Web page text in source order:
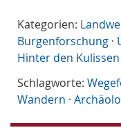
Kategorien:
Burgenforschung ·
Hinter den Kulissen
Schlagworte:
Wandern ·